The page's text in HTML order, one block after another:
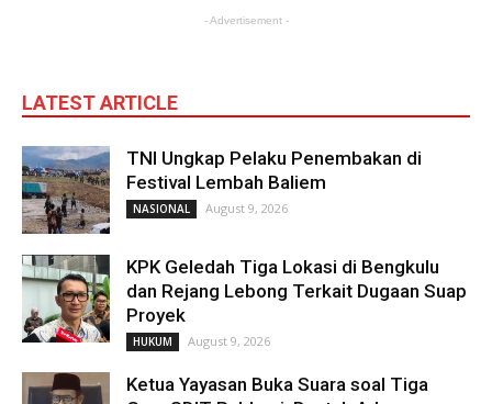
- Advertisement -
LATEST ARTICLE
TNI Ungkap Pelaku Penembakan di
Festival Lembah Baliem
NASIONAL August 9, 2026
KPK Geledah Tiga Lokasi di Bengkulu
dan Rejang Lebong Terkait Dugaan Suap
Proyek
HUKUM August 9, 2026
Ketua Yayasan Buka Suara soal Tiga